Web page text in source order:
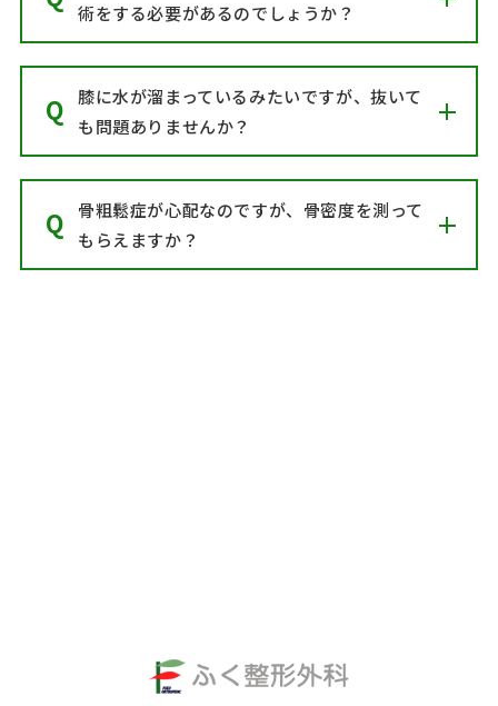
術をする必要があるのでしょうか？
膝に水が溜まっているみたいですが、抜いて
も問題ありませんか？
骨粗鬆症が心配なのですが、骨密度を測って
もらえますか？